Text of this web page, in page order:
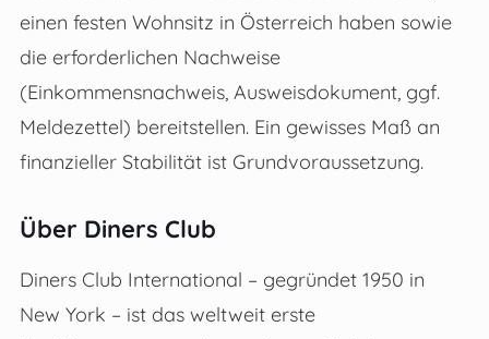
einen festen Wohnsitz in Österreich haben sowie
die erforderlichen Nachweise
(Einkommensnachweis, Ausweisdokument, ggf.
Meldezettel) bereitstellen. Ein gewisses Maß an
finanzieller Stabilität ist Grundvoraussetzung.
Über Diners Club
Diners Club International – gegründet 1950 in
New York – ist das weltweit erste